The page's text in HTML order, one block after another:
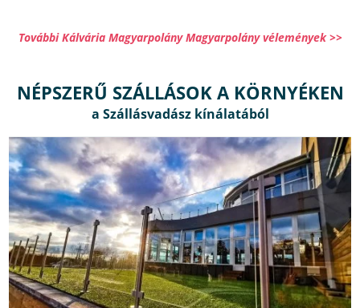
További Kálvária Magyarpolány Magyarpolány vélemények >>
NÉPSZERŰ SZÁLLÁSOK A KÖRNYÉKEN